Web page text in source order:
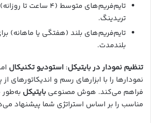
تایم‌فریم‌های متوسط (۴
تریدینگ.
تایم‌فریم‌های بلند (هفتگی یا ماهانه)
بلندمدت.
تنظیم نمودار در بایتیکل: استودیو تکنیکال
نمودارها را با ابزارهای رسم و
فراهم می‌کند. هوش مصنوعی بایتیکل به‌طور
مناسب را بر اساس استراتژی شما پیشنهاد